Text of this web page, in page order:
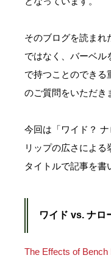
そのブログを読まれ
ではなく、バーベル
で持つことのできる
のご質問をいただき
今回は「ワイド？
リップの広さによる
タイトルで記事を書
ワイド vs. ナロ
The Effects of